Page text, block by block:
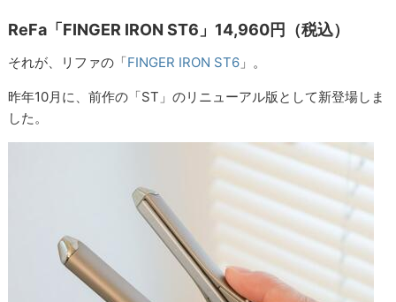
ReFa「FINGER IRON ST6」14,960円（税込）
それが、リファの「FINGER IRON ST6 」。
昨年10月に、前作の「ST」のリニューアル版として新登場しま
した。